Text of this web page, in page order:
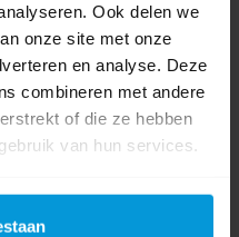
Ook delen we
onze site met onze
en analyse. Deze
combineren met andere
of die ze hebben
van hun services.
voor je klaar!